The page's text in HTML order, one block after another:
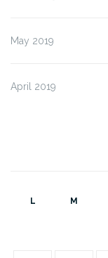
May 2019
April 2019
L M